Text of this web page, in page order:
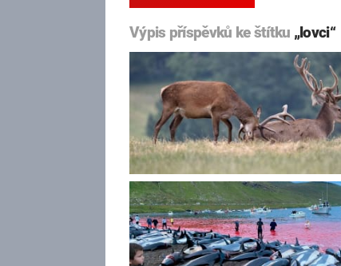
Výpis příspěvků ke štítku „lovci“